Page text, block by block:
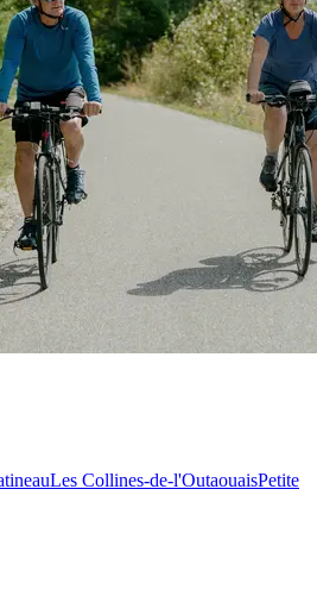
Les Collines-de-l'OutaouaisPetite